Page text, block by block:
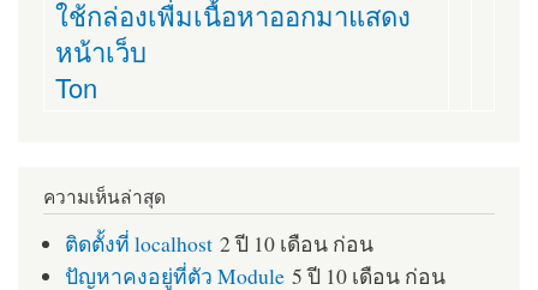
ใช้กล่องเพื่มเนื้อหาออกมาแสดง
หน้าเว็บ
Ton
ความเห็นล่าสุด
ติดตั้งที่ localhost 2 ปี 10 เดือน ก่อน
ปัญหาคงอยู่ที่ตัว Module 5 ปี 10 เดือน ก่อน